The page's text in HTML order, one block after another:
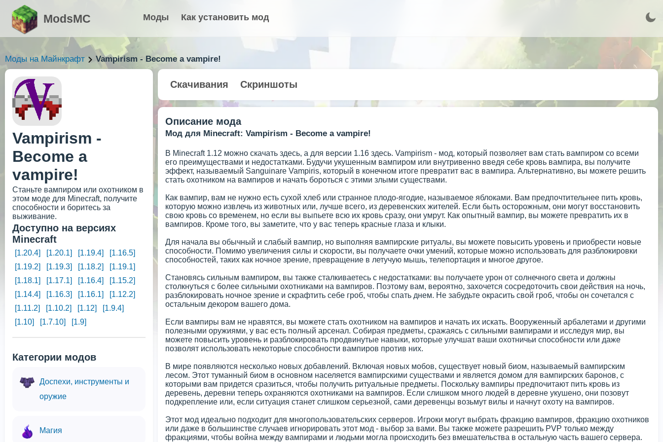
ModsMC Моды Как установить мод
Моды на Майнкрафт Vampirism - Become a vampire!
Vampirism -
Become a
vampire!
Станьте вампиром или охотником в
этом моде для Minecraft, получите
способности и боритесь за
выживание.
Доступно на версиях
Minecraft
[1.20.4] [1.20.1] [1.19.4]
[1.16.5]
[1.19.2]
[1.19.3] [1.18.2]
[1.19.1]
[1.18.1]
[1.17.1] [1.16.4]
[1.15.2]
[1.14.4]
[1.16.3] [1.16.1]
[1.12.2]
[1.11.2]
[1.10.2] [1.12]
[1.9.4]
[1.10]
[1.7.10] [1.9]
Категории модов
Доспехи, инструменты и
оружие
Магия
Скачивания Скриншоты
Описание мода
Мод для Minecraft: Vampirism - Become a vampire!
В Minecraft 1.12 можно скачать здесь, а для версии 1.16 здесь. Vampirism - мод, который позволяет вам стать вампиром со всеми
его преимуществами и недостатками. Будучи укушенным вампиром или внутривенно введя себе кровь вампира, вы получите
эффект, называемый Sanguinare Vampiris, который в конечном итоге превратит вас в вампира. Альтернативно, вы можете решить
стать охотником на вампиров и начать бороться с этими злыми существами.
Как вампир, вам не нужно есть сухой хлеб или странное плодо-ягодие, называемое яблоками. Вам предпочтительнее пить кровь,
которую можно извлечь из животных или, лучше всего, из деревенских жителей. Если быть осторожным, они могут восстановить
свою кровь со временем, но если вы выпьете всю их кровь сразу, они умрут. Как опытный вампир, вы можете превратить их в
вампиров. Кроме того, вы заметите, что у вас теперь красные глаза и клыки.
Для начала вы обычный и слабый вампир, но выполняя вампирские ритуалы, вы можете повысить уровень и приобрести новые
способности. Помимо увеличения силы и скорости, вы получаете очки умений, которые можно использовать для разблокировки
способностей, таких как ночное зрение, превращение в летучую мышь, телепортация и многое другое.
Становясь сильным вампиром, вы также сталкиваетесь с недостатками: вы получаете урон от солнечного света и должны
столкнуться с более сильными охотниками на вампиров. Поэтому вам, вероятно, захочется сосредоточить свои действия на ночь,
разблокировать ночное зрение и скрафтить себе гроб, чтобы спать днем. Не забудьте окрасить свой гроб, чтобы он сочетался с
остальным декором вашего дома.
Если вампиры вам не нравятся, вы можете стать охотником на вампиров и начать их искать. Вооруженный арбалетами и другими
полезными оружиями, у вас есть полный арсенал. Собирая предметы, сражаясь с сильными вампирами и исследуя мир, вы
можете повысить уровень и разблокировать продвинутые навыки, которые улучшат ваши охотничьи способности или даже
позволят использовать некоторые способности вампиров против них.
В мире появляются несколько новых добавлений. Включая новых мобов, существует новый биом, называемый вампирским
лесом. Этот туманный биом в основном населяется вампирскими существами и является домом для вампирских баронов, с
которыми вам придется сразиться, чтобы получить ритуальные предметы. Поскольку вампиры предпочитают пить кровь из
деревень, деревни теперь охраняются охотниками на вампиров. Если слишком много людей в деревне укушено, они позовут
подкрепление или, если ситуация станет слишком серьезной, сами деревенцы возьмут вилы и начнут охоту на вампиров.
Этот мод идеально подходит для многопользовательских серверов. Игроки могут выбрать фракцию вампиров, фракцию охотников
или даже в большинстве случаев игнорировать этот мод - выбор за вами. Вы также можете разрешить PVP только между
фракциями, чтобы война между вампирами и людьми могла происходить без вмешательства в остальную часть вашего сервера.